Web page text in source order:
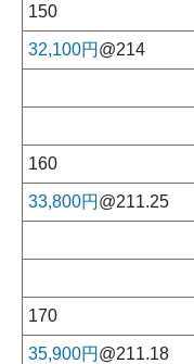
150
32,100円 @214
160
33,800円 @211.25
170
35,900円 @211.18